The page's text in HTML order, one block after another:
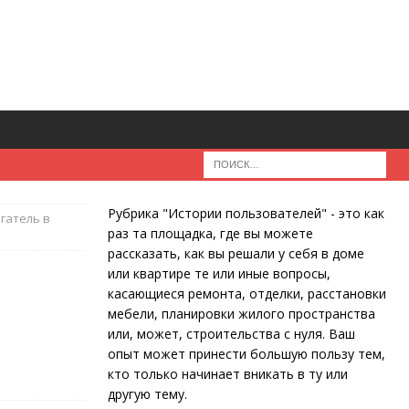
в
Рубрика "Истории пользователей" - это как
раз та площадка, где вы можете
рассказать, как вы решали у себя в доме
или квартире те или иные вопросы,
касающиеся ремонта, отделки, расстановки
мебели, планировки жилого пространства
или, может, строительства с нуля. Ваш
опыт может принести большую пользу тем,
кто только начинает вникать в ту или
другую тему.